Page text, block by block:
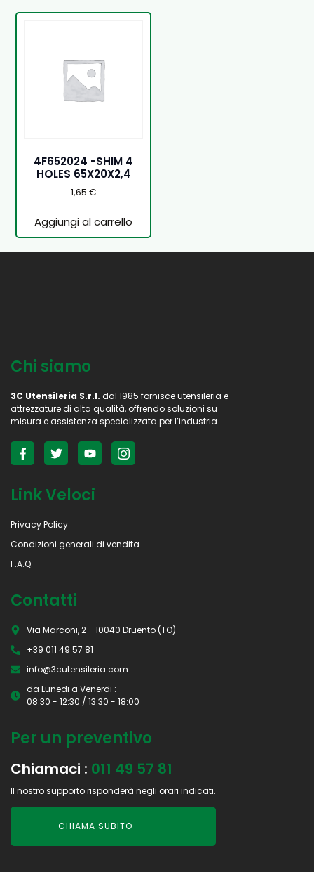
4F652024 -SHIM 4
HOLES 65X20X2,4
1,65€
Aggiungi al carrello
Chi siamo
3C Utensileria S.r.l. dal 1985 fornisce utensileria e
attrezzature di alta qualità, offrendo soluzioni su
misura e assistenza specializzata per l’industria.
Link Veloci
Privacy Policy
Condizioni generali di vendita
F.A.Q.
Contatti
Via Marconi, 2 - 10040 Druento (TO)
+39 011 49 57 81
info@3cutensileria.com
da Lunedi a Venerdi :
08:30 - 12:30 / 13:30 - 18:00
Per un preventivo
Chiamaci : 011 49 57 81
Il nostro supporto risponderà negli orari indicati.
CHIAMA SUBITO